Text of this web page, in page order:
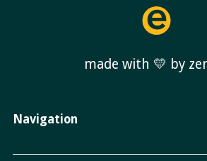
made with 💛 by
Navigation